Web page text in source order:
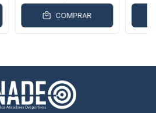
COMPRAR